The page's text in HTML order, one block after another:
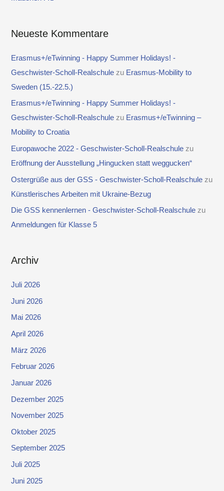
Neueste Kommentare
Erasmus+/eTwinning - Happy Summer Holidays! -
Geschwister-Scholl-Realschule zu Erasmus-Mobility to
Sweden (15.-22.5.)
Erasmus+/eTwinning - Happy Summer Holidays! -
Geschwister-Scholl-Realschule zu Erasmus+/eTwinning –
Mobility to Croatia
Europawoche 2022 - Geschwister-Scholl-Realschule zu
Eröffnung der Ausstellung „Hingucken statt weggucken“
Ostergrüße aus der GSS - Geschwister-Scholl-Realschule zu
Künstlerisches Arbeiten mit Ukraine-Bezug
Die GSS kennenlernen - Geschwister-Scholl-Realschule zu
Anmeldungen für Klasse 5
Archiv
Juli 2026
Juni 2026
Mai 2026
April 2026
März 2026
Februar 2026
Januar 2026
Dezember 2025
November 2025
Oktober 2025
September 2025
Juli 2025
Juni 2025